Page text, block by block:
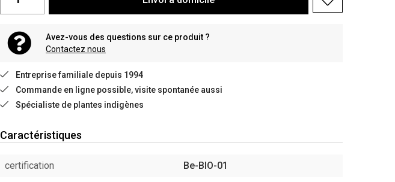
Avez-vous des questions sur ce produit ?
Contactez nous
Entreprise familiale depuis 1994
Commande en ligne possible, visite spontanée aussi
Spécialiste de plantes indigènes
Caractéristiques
certification
Be-BIO-01